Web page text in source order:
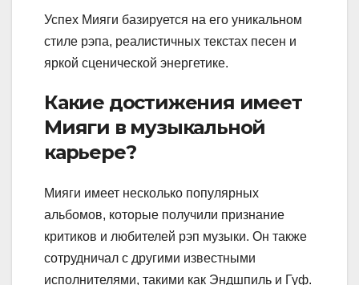
Успех Мияги базируется на его уникальном
стиле рэпа, реалистичных текстах песен и
яркой сценической энергетике.
Какие достижения имеет
Мияги в музыкальной
карьере?
Мияги имеет несколько популярных
альбомов, которые получили признание
критиков и любителей рэп музыки. Он также
сотрудничал с другими известными
исполнителями, такими как Эндшпиль и Гуф.